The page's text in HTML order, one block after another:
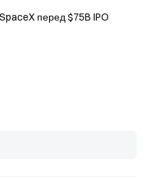
перед $75B IPO